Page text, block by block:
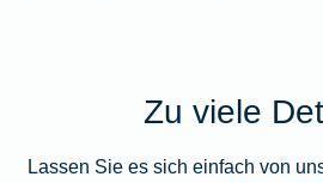
Zu viele
Lassen Sie es sich einfach von